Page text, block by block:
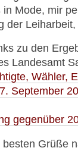
Mode, mir
der
zu den
Landesamt
Wähler,
September
gegenüber
besten Grüße